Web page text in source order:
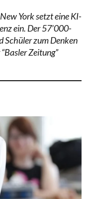
York setzt eine KI-
ein. Der 57’000-
Schüler zum Denken
Zeitung”